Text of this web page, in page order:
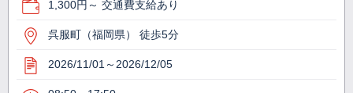
1,300円～ 交通費支給あり
呉服町（福岡県） 徒歩5分
2026/11/01～2026/12/05